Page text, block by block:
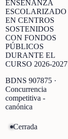
ENSEÑANZA
ESCOLARIZADO
EN CENTROS
SOSTENIDOS
CON FONDOS
PÚBLICOS
DURANTE EL
CURSO 2026-2027
BDNS 907875 ·
Concurrencia
competitiva -
canónica
Cerrada